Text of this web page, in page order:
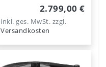
Gläss
2.799,00 €
inkl. ges. MwSt. zzgl.
Versandkosten